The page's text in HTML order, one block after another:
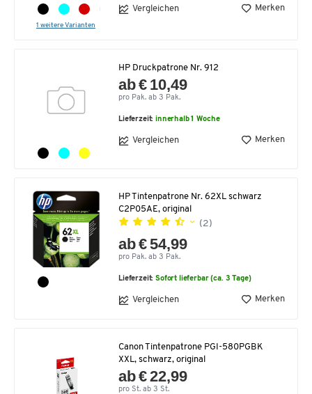
1 weitere Varianten
Vergleichen Merken
HP Druckpatrone Nr. 912
ab € 10,49
pro Pak. ab 3 Pak.
Lieferzeit:innerhalb 1 Woche
Vergleichen Merken
HP Tintenpatrone Nr. 62XL schwarz
C2P05AE, original
(2)
ab € 54,99
pro Pak. ab 3 Pak.
Lieferzeit:Sofort lieferbar (ca. 3 Tage)
Vergleichen Merken
Canon Tintenpatrone PGI-580PGBK
XXL, schwarz, original
ab € 22,99
pro St. ab 3 St.